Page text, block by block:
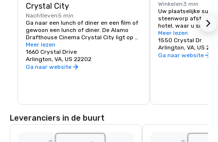
Crystal City
Nachtleven 5 min
Ga naar een lunch of diner en een film of
gewoon een lunch of diner. De Alamo
Drafthouse Cinema Crystal City ligt op
loopafstand van het hotel om de
nieuwste film in de bioscoop te bekijken
of een snelle hap te eten.
Meer lezen
1660 Crystal Drive
Arlington, VA, US 22202
Ga naar website
Winkelen 3 min
Uw plaatselijke
steenworp afstand
hotel, waar u snel
gebak, bloemen of
kunt kopen. Dit is
8.00 tot 22.00 uur
optie voor al uw
Meer lezen
1550 Crystal Dr
Arlington, VA, US
Ga naar website
Leveranciers in de buurt